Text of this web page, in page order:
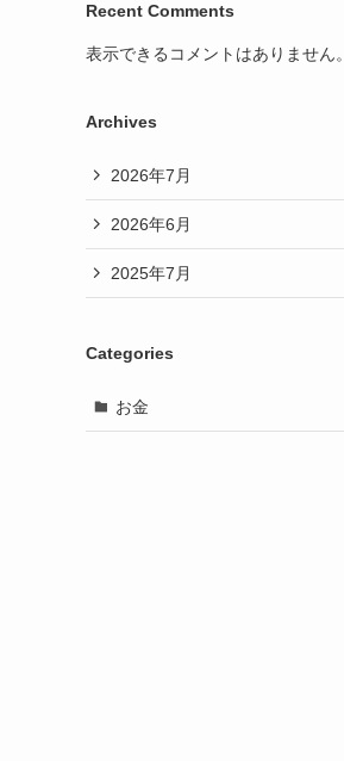
Recent Comments
表示できるコメントはありません。
Archives
2026年7月
2026年6月
2025年7月
Categories
お金